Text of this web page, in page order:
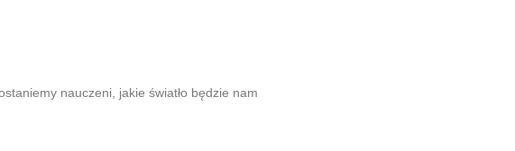
nauczeni, jakie światło będzie nam